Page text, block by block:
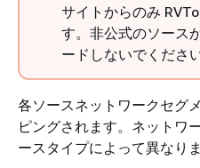
サイトからのみ
す。非公式のソース
ードしないでください
各ソースネットワークセグ
ピングされます。ネットワ
ースタイプによって異なりま